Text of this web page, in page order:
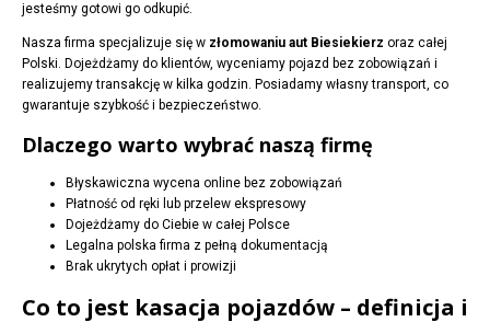
jesteśmy gotowi go odkupić.
Nasza firma specjalizuje się w złomowaniu aut Biesiekierz oraz całej
Polski. Dojeżdżamy do klientów, wyceniamy pojazd bez zobowiązań i
realizujemy transakcję w kilka godzin. Posiadamy własny transport, co
gwarantuje szybkość i bezpieczeństwo.
Dlaczego warto wybrać naszą firmę
Błyskawiczna wycena online bez zobowiązań
Płatność od ręki lub przelew ekspresowy
Dojeżdżamy do Ciebie w całej Polsce
Legalna polska firma z pełną dokumentacją
Brak ukrytych opłat i prowizji
Co to jest kasacja pojazdów – definicja i